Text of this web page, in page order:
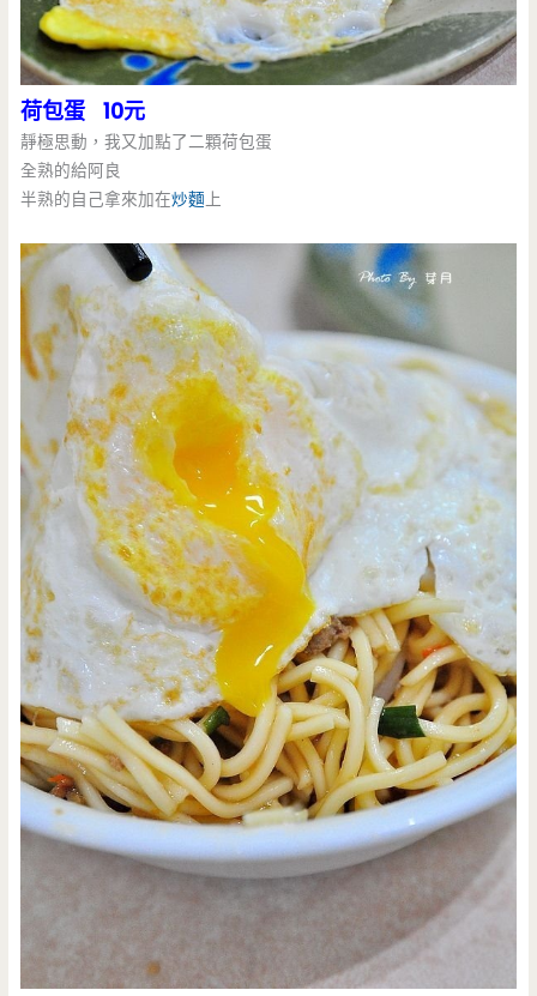
荷包蛋 10元
靜極思動，我又加點了二顆荷包蛋
全熟的給阿良
半熟的自己拿來加在炒麵上